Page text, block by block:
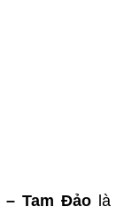
– Tam Đảo là